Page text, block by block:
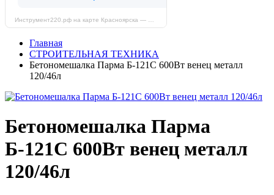
Главная
СТРОИТЕЛЬНАЯ ТЕХНИКА
Бетономешалка Парма Б-121С 600Вт венец металл
120/46л
Бетономешалка Парма
Б-121С 600Вт венец металл
120/46л